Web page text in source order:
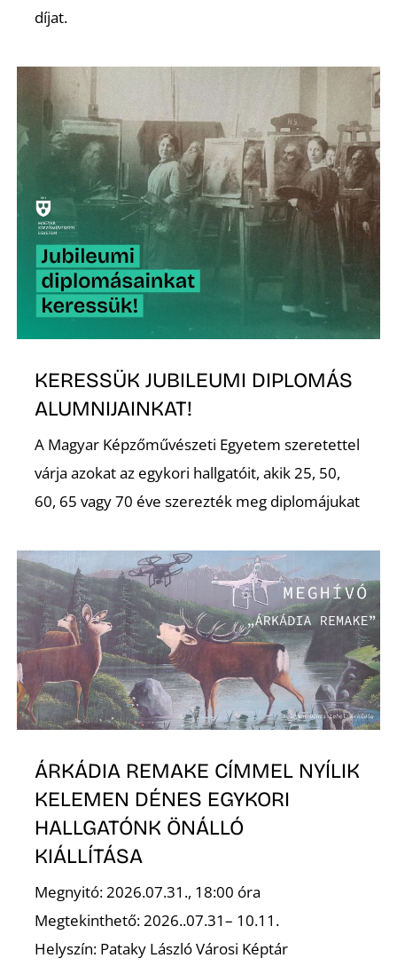
díjat.
KERESSÜK JUBILEUMI DIPLOMÁS
ALUMNIJAINKAT!
A Magyar Képzőművészeti Egyetem szeretettel
várja azokat az egykori hallgatóit, akik 25, 50,
60, 65 vagy 70 éve szerezték meg diplomájukat
ÁRKÁDIA REMAKE CÍMMEL NYÍLIK
KELEMEN DÉNES EGYKORI
HALLGATÓNK ÖNÁLLÓ
KIÁLLÍTÁSA
Megnyitó: 2026.07.31., 18:00 óra
Megtekinthető: 2026..07.31– 10.11.
Helyszín: Pataky László Városi Képtár